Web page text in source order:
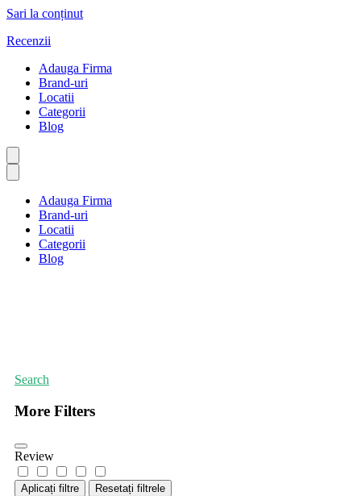
Sari la conținut
Recenzii
Adauga Firma
Brand-uri
Locatii
Categorii
Blog
Adauga Firma
Brand-uri
Locatii
Categorii
Blog
Search
More Filters
Review
Aplicați filtre Resetați filtrele